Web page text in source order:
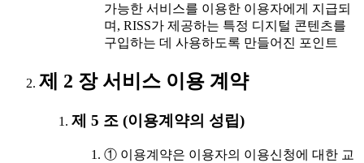
가능한 서비스를 이용한 이용자에게 지급되
며, RISS가 제공하는 특정 디지털 콘텐츠를
구입하는 데 사용하도록 만들어진 포인트
제 2 장 서비스 이용 계약
제 5 조 (이용계약의 성립)
① 이용계약은 이용자의 이용신청에 대한 교